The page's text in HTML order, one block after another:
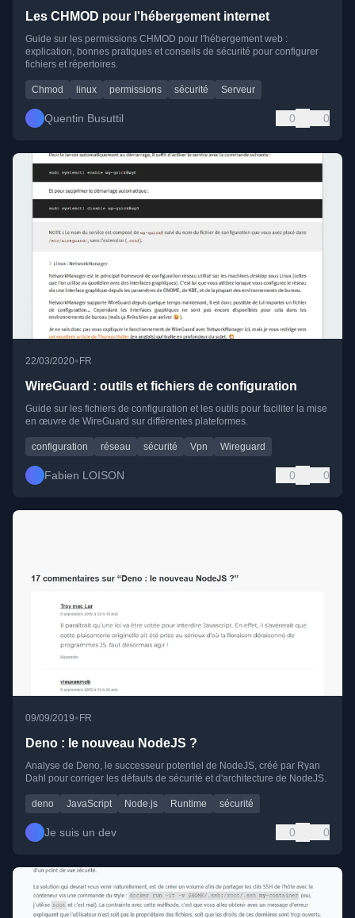
Les CHMOD pour l'hébergement internet
Guide sur les permissions CHMOD pour l'hébergement web :
explication, bonnes pratiques et conseils de sécurité pour configurer
fichiers et répertoires.
Chmod linux permissions sécurité Serveur
Quentin Busuttil 0 0
22/03/2020• FR
WireGuard : outils et fichiers de configuration
Guide sur les fichiers de configuration et les outils pour faciliter la mise
en œuvre de WireGuard sur différentes plateformes.
configuration réseau sécurité Vpn Wireguard
Fabien LOISON 0 0
09/09/2019• FR
Deno : le nouveau NodeJS ?
Analyse de Deno, le successeur potentiel de NodeJS, créé par Ryan
Dahl pour corriger les défauts de sécurité et d'architecture de NodeJS.
deno JavaScript Node.js Runtime sécurité
Je suis un dev 0 0